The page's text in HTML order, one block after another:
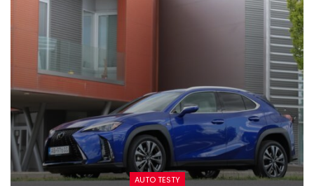
AUTO TESTY